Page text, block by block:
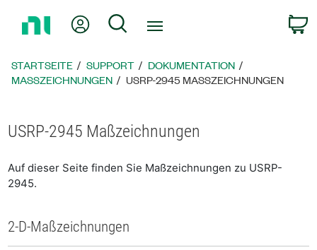
zur
Mein KontoSuche
STARTSEITE SUPPORT
DOKUMENTATION
MASSZEICHNUNGEN
USRP-2945 MASSZEICHNUNGEN
USRP-2945 Maßzeichnungen
Auf dieser Seite finden Sie Maßzeichnungen zu USRP-
2945.
2-D-Maßzeichnungen